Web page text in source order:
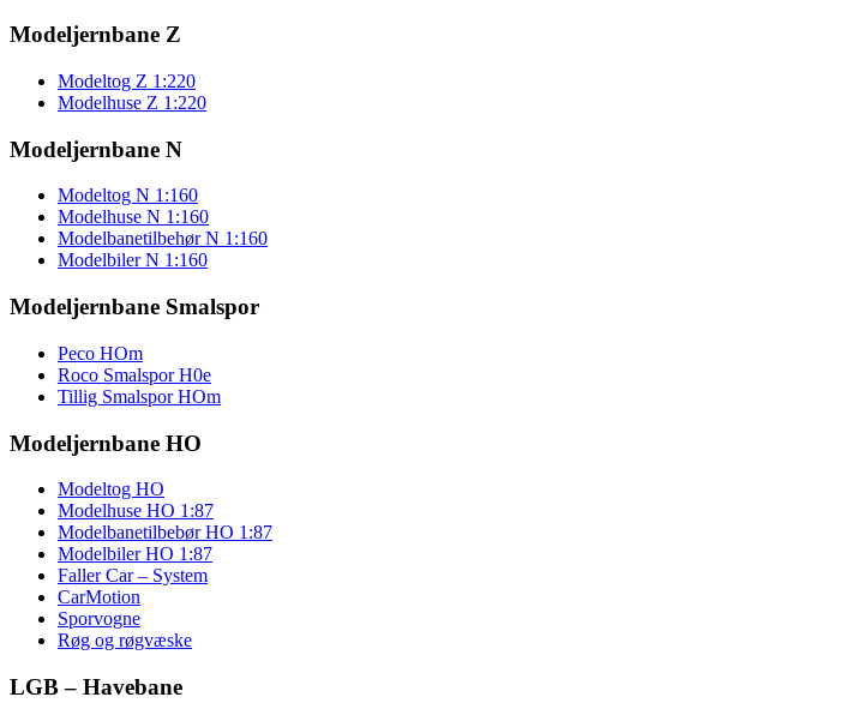
Modeljernbane Z
Modeltog Z 1:220
Modelhuse Z 1:220
Modeljernbane N
Modeltog N 1:160
Modelhuse N 1:160
Modelbanetilbehør N 1:160
Modelbiler N 1:160
Modeljernbane Smalspor
Peco HOm
Roco Smalspor H0e
Tillig Smalspor HOm
Modeljernbane HO
Modeltog HO
Modelhuse HO 1:87
Modelbanetilbebør HO 1:87
Modelbiler HO 1:87
Faller Car – System
CarMotion
Sporvogne
Røg og røgvæske
LGB – Havebane